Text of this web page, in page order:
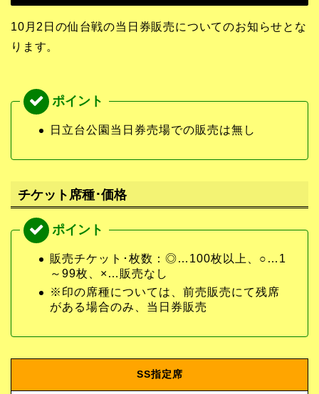
10月2日の仙台戦の当日券販売についてのお知らせとな
ります。
日立台公園当日券売場での販売は無し
チケット席種･価格
販売チケット･枚数：◎…100枚以上、○…1
～99枚、×…販売なし
※印の席種については、前売販売にて残席
がある場合のみ、当日券販売
SS指定席